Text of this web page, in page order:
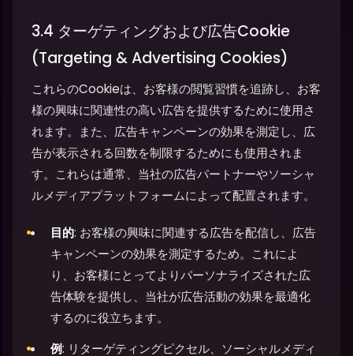
3.4 ターゲティングおよび広告Cookie
(Targeting & Advertising Cookies)
これらのCookieは、お客様の閲覧習慣を追跡し、お客
様の興味に関連性の高い広告を提供するために使用さ
れます。また、広告キャンペーンの効果を測定し、広
告が表示される回数を制限するためにも使用されま
す。これらは通常、当社の広告パートナーやソーシャ
ルメディアプラットフォームによって配置されます。
目的: お客様の興味に関連する広告を配信し、広告
キャンペーンの効果を測定するため。これによ
り、お客様にとってよりパーソナライズされた広
告体験を提供し、当社が広告活動の効果を最適化
するのに役立ちます。
例: リターゲティングピクセル、ソーシャルメディ